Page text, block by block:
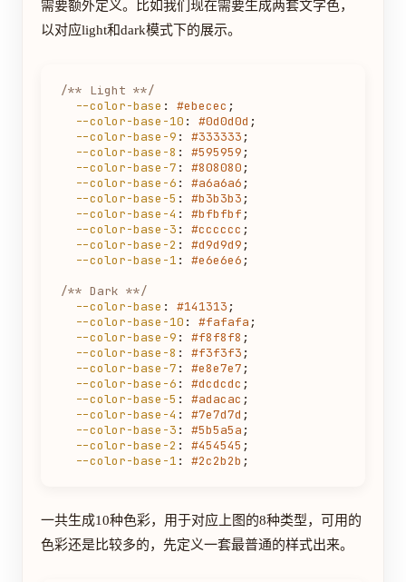
需要额外定义。比如我们现在需要生成两套文字色，
以对应light和dark模式下的展示。
/** Light **/
--color-base : #ebecec ;
--color-base-10 : #0d0d0d ;
--color-base-9 : #333333 ;
--color-base-8 : #595959 ;
--color-base-7 : #808080 ;
--color-base-6 : #a6a6a6 ;
--color-base-5 : #b3b3b3 ;
--color-base-4 : #bfbfbf ;
--color-base-3 : #cccccc ;
--color-base-2 : #d9d9d9 ;
--color-base-1 : #e6e6e6 ;
/** Dark **/
--color-base : #141313 ;
--color-base-10 : #fafafa ;
--color-base-9 : #f8f8f8 ;
--color-base-8 : #f3f3f3 ;
--color-base-7 : #e8e7e7 ;
--color-base-6 : #dcdcdc ;
--color-base-5 : #adacac ;
--color-base-4 : #7e7d7d ;
--color-base-3 : #5b5a5a ;
--color-base-2 : #454545 ;
--color-base-1 : #2c2b2b
一共生成10种色彩，用于对应上图的8种类型，可用的
色彩还是比较多的，先定义一套最普通的样式出来。